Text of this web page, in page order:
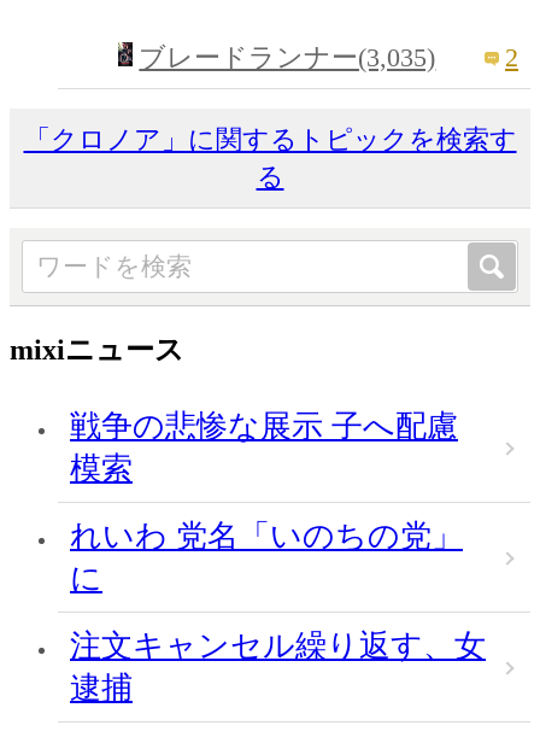
ブレードランナー(3,035) 2
「クロノア」に関するトピックを検索す
る
mixiニュース
戦争の悲惨な展示 子へ配慮
模索
れいわ 党名「いのちの党」
に
注文キャンセル繰り返す、女
逮捕